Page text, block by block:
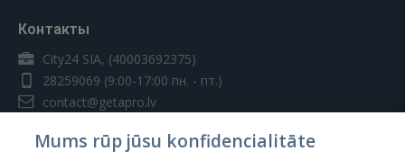
Контакты
City24 SIA, (40003692375)
28259069 (9:00-17:00 пн. - пт.)
contact@getapro.lv
Mums rūp jūsu konfidencialitāte